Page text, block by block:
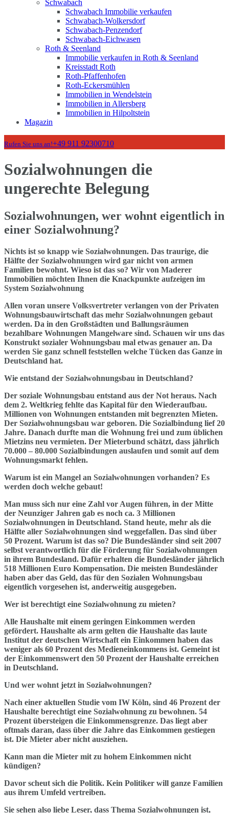
Schwabach
Schwabach Immobilie verkaufen
Schwabach-Wolkersdorf
Schwabach-Penzendorf
Schwabach-Eichwasen
Roth & Seenland
Immobilie verkaufen in Roth & Seenland
Kreisstadt Roth
Roth-Pfaffenhofen
Roth-Eckersmühlen
Immobilien in Wendelstein
Immobilien in Allersberg
Immobilien in Hilpoltstein
Magazin
Rufen Sie uns an!+49 911 92300710
Sozialwohnungen die
ungerechte Belegung
Sozialwohnungen, wer wohnt eigentlich in
einer Sozialwohnung?
Nichts ist so knapp wie Sozialwohnungen. Das traurige, die
Hälfte der Sozialwohnungen wird gar nicht von armen
Familien bewohnt. Wieso ist das so? Wir von Maderer
Immobilien möchten Ihnen die Knackpunkte aufzeigen im
System Sozialwohnung
Allen voran unsere Volksvertreter verlangen von der Privaten
Wohnungsbauwirtschaft das mehr Sozialwohnungen gebaut
werden. Da in den Großstädten und Ballungsräumen
bezahlbare Wohnungen Mangelware sind. Schauen wir uns das
Konstrukt sozialer Wohnungsbau mal etwas genauer an. Da
werden Sie ganz schnell feststellen welche Tücken das Ganze in
Deutschland hat.
Wie entstand der Sozialwohnungsbau in Deutschland?
Der soziale Wohnungsbau entstand aus der Not heraus. Nach
dem 2. Weltkrieg fehlte das Kapital für den Wiederaufbau.
Millionen von Wohnungen entstanden mit begrenzten Mieten.
Der Sozialwohnungsbau war geboren. Die Sozialbindung lief 20
Jahre. Danach durfte man die Wohnung frei und zum üblichen
Mietzins neu vermieten. Der Mieterbund schätzt, dass jährlich
70.000 – 80.000 Sozialbindungen auslaufen und somit auf dem
Wohnungsmarkt fehlen.
Warum ist ein Mangel an Sozialwohnungen vorhanden? Es
werden doch welche gebaut!
Man muss sich nur eine Zahl vor Augen führen, in der Mitte
der Neunziger Jahren gab es noch ca. 3 Millionen
Sozialwohnungen in Deutschland. Stand heute, mehr als die
Hälfte aller Sozialwohnungen sind weggefallen. Das sind über
50 Prozent. Warum ist das so? Die Bundesländer sind seit 2007
selbst verantwortlich für die Förderung für Sozialwohnungen
in ihrem Bundesland. Dafür erhalten die Bundesländer jährlich
518 Millionen Euro Kompensation. Die meisten Bundesländer
haben aber das Geld, das für den Sozialen Wohnungsbau
eigentlich vorgesehen ist, anderweitig ausgegeben.
Wer ist berechtigt eine Sozialwohnung zu mieten?
Alle Haushalte mit einem geringen Einkommen werden
gefördert. Haushalte als arm gelten die Haushalte das laute
Institut der deutschen Wirtschaft ein Einkommen haben das
weniger als 60 Prozent des Medieneinkommens ist. Gemeint ist
der Einkommenswert den 50 Prozent der Haushalte erreichen
in Deutschland.
Und wer wohnt jetzt in Sozialwohnungen?
Nach einer aktuellen Studie vom IW Köln, sind 46 Prozent der
Haushalte berechtigt eine Sozialwohnung zu bewohnen. 54
Prozent übersteigen die Einkommensgrenze. Das liegt aber
oftmals daran, dass über die Jahre das Einkommen gestiegen
ist. Die Mieter aber nicht ausziehen.
Kann man die Mieter mit zu hohem Einkommen nicht
kündigen?
Davor scheut sich die Politik. Kein Politiker will ganze Familien
aus ihrem Umfeld vertreiben.
Sie sehen also liebe Leser, dass Thema Sozialwohnungen ist,